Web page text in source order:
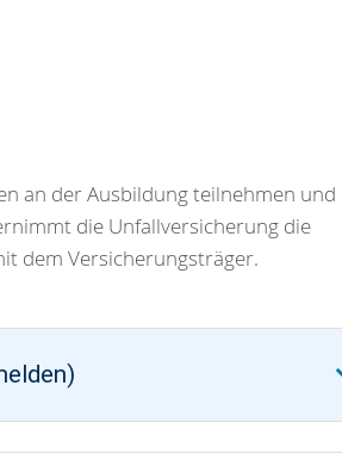
an der Ausbildung teilnehmen und
die Unfallversicherung die
dem Versicherungsträger.